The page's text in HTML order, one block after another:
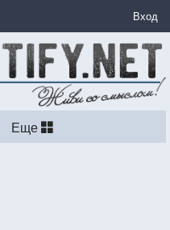
Вход
Еще